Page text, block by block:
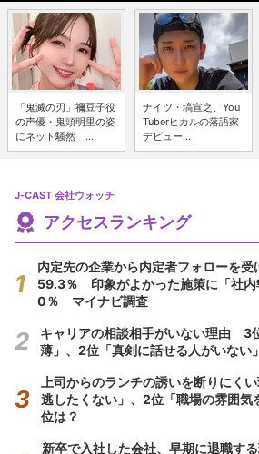
「鬼滅の刃」禰豆子役
の声優・鬼頭明里の姿
にネット騒然 ...
ナイツ・塙宣之、You
Tuberヒカルの落語家
デビュー...
J-CAST 会社ウォッチ
アクセスランキング
内定先の企業から内定者フォローを受
59.3％ 印象がよかった施策に「社内
0％ マイナビ調査
キャリアの相談相手がいない理由 3
薄」、2位「真剣に話せる人がいない
上司からのランチの誘いを断りに
逃したくない」、2位「職場の雰囲気
位は？
新卒で入社した会社、早期に退職す